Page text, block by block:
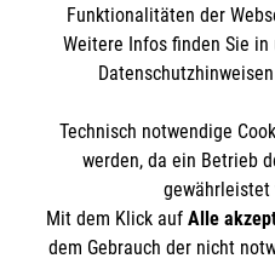
im Geistlichen
Verantwortlich für
Telefon+49 (0) 2263
Funktionalitäten der
Weitere Infos finden Sie
Technisch notwendige
werden, da ein Betrieb
gewährleistet
Mit dem Klick auf Alle
dem Gebrauch der nicht